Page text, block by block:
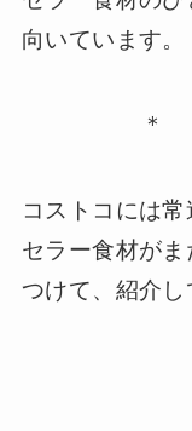
向いています。
コストコには
セラー食材が
つけて、紹介し